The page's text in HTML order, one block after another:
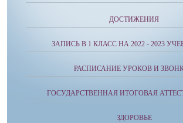
ДОСТИЖЕНИЯ
ЗАПИСЬ В 1 КЛАСС НА 2022 - 2023
РАСПИСАНИЕ УРОКОВ И
ГОСУДАРСТВЕННАЯ ИТОГОВАЯ
ЗДОРОВЬЕ